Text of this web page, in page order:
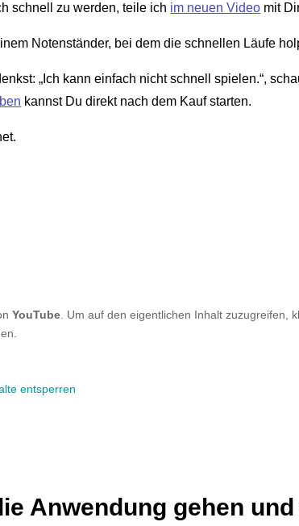
schnell zu werden, teile ich im neuen Video mit
Notenständer, bei dem die schnellen Läufe
„Ich kann einfach nicht schnell spielen.“,
kannst Du direkt nach dem Kauf starten.
YouTube . Um auf den eigentlichen Inhalt
entsperren
Anwendung gehen